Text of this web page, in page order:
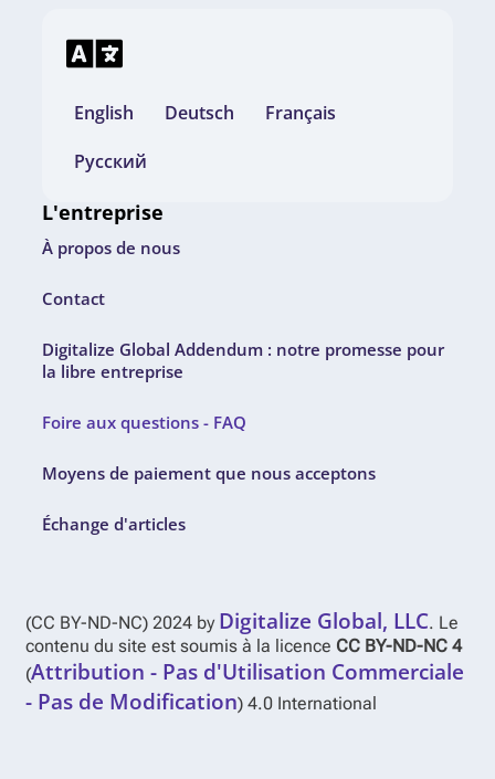
English Deutsch
Français
Русский
L'entreprise
À propos de nous
Contact
Digitalize Global Addendum : notre promesse pour
la libre entreprise
Foire aux questions - FAQ
Moyens de paiement que nous acceptons
Échange d'articles
(CC BY-ND-NC) 2024 by Digitalize Global, LLC. Le
contenu du site est soumis à la licence CC BY-ND-NC 4
(Attribution - Pas d'Utilisation Commerciale
- Pas de Modification) 4.0 International